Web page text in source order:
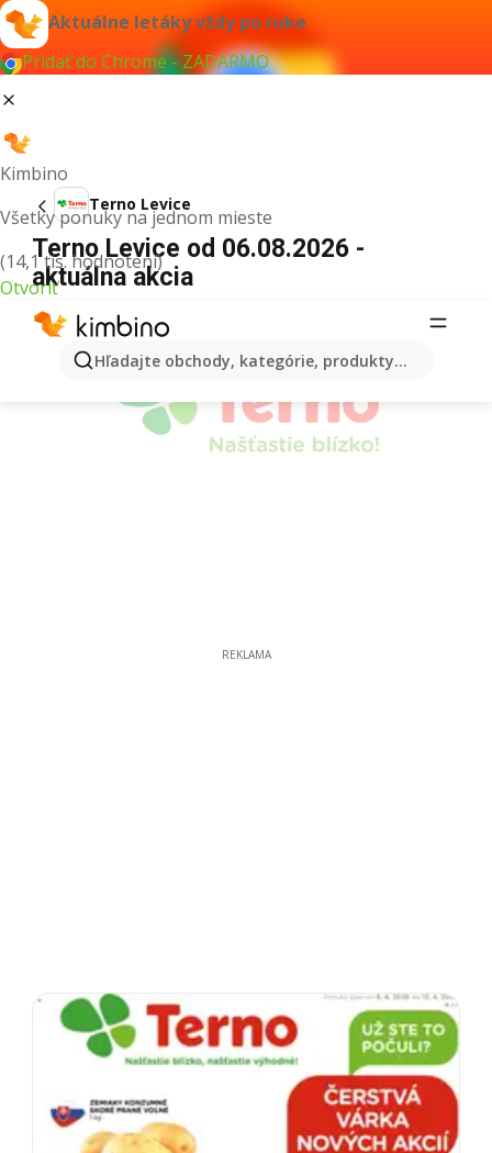
Aktuálne letáky vždy po ruke
Pridať do Chrome - ZADARMO
Kimbino
Všetky ponuky na jednom mieste
(14,1 tis. hodnotení)
Otvoriť
Hľadajte obchody, kategórie, produkty...
Terno Levice
Terno Levice od 06.08.2026 -
aktuálna akcia
REKLAMA